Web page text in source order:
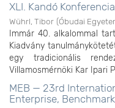
XLI. Kandó
Wührl, Tibor (Óbudai
Immár 40. alkalommal
Kiadvány
egy tradicionális
Villamosmérnöki Kar Ipari
MEB — 23rd
Enterprise,